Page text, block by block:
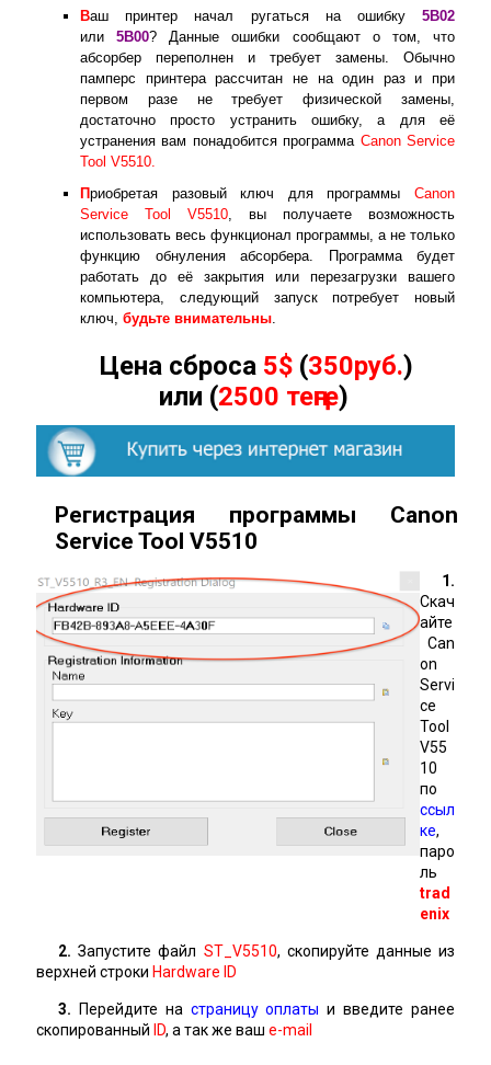
Ваш принтер начал ругаться на ошибку 5B02
или5B00? Данные ошибки сообщают о том, что
абсорбер переполнен и требует замены. Обычно
памперс принтера рассчитан не на один раз и при
первом разе не требует физической замены,
достаточно просто устранить ошибку, а для её
устранения вам понадобится программа Canon Service
Tool V5510.
Приобретая разовый ключ для программы Canon
Service Tool V5510, вы получаете возможность
использовать весь функционал программы, а не только
функцию обнуления абсорбера. Программа будет
работать до её закрытия или перезагрузки вашего
компьютера, следующий запуск потребует новый
ключ, будьте внимательны.
Цена сброса 5$ (350руб.)
или (2500 теңге)
Регистрация программы Canon
Service Tool V5510
1.
Скач
айте
Can
on
Servi
ce
Tool
V55
10
по
ссыл
ке,
паро
ль
trad
enix
2. Запустите файл ST_V5510, скопируйте данные из
верхней строки Hardware ID
3. Перейдите на страницу оплаты и введите ранее
скопированный ID, а так же ваш e-mail